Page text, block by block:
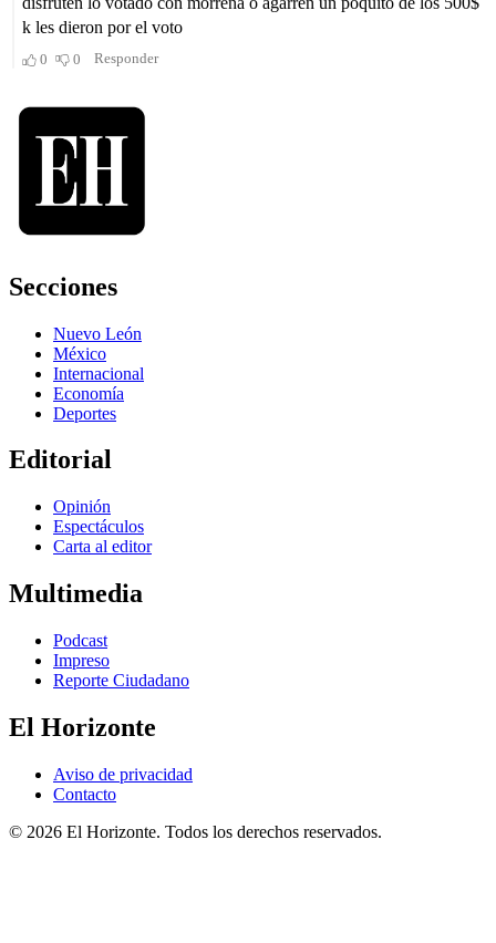
Secciones
Nuevo León
México
Internacional
Economía
Deportes
Editorial
Opinión
Espectáculos
Carta al editor
Multimedia
Podcast
Impreso
Reporte Ciudadano
El Horizonte
Aviso de privacidad
Contacto
© 2026 El Horizonte. Todos los derechos reservados.